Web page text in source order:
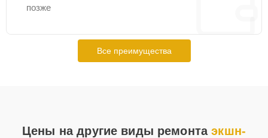
позже
Все преимущества
Цены на другие виды ремонтаэкшн-